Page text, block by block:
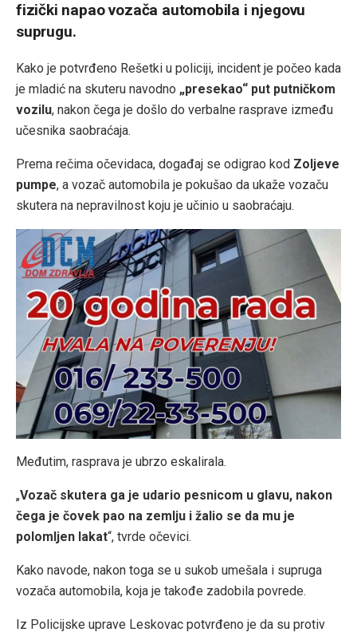
fizički napao vozača automobila i njegovu
suprugu.
Kako je potvrđeno Rešetki u policiji, incident je počeo kada
je mladić na skuteru navodno „presekao“ put putničkom
vozilu, nakon čega je došlo do verbalne rasprave između
učesnika saobraćaja.
Prema rečima očevidaca, događaj se odigrao kod Zoljeve
pumpe, a vozač automobila je pokušao da ukaže vozaču
skutera na nepravilnost koju je učinio u saobraćaju.
Međutim, rasprava je ubrzo eskalirala.
„Vozač skutera ga je udario pesnicom u glavu, nakon
čega je čovek pao na zemlju i žalio se da mu je
polomljen lakat“, tvrde očevici.
Kako navode, nakon toga se u sukob umešala i supruga
vozača automobila, koja je takođe zadobila povrede.
Iz Policijske uprave Leskovac potvrđeno je da su protiv